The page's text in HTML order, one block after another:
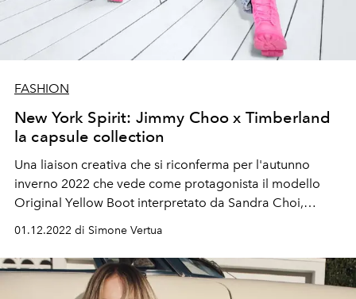
FASHION
New York Spirit: Jimmy Choo x Timberland
la capsule collection
Una liaison creativa che si riconferma per l'autunno
inverno 2022 che vede come protagonista il modello
Original Yellow Boot interpretato da Sandra Choi,
01.12.2022 di Simone Vertua